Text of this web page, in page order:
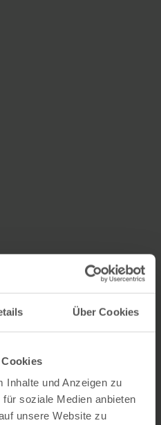
Über Cookies
Inhalte und Anzeigen zu
soziale Medien anbieten
unsere Website zu